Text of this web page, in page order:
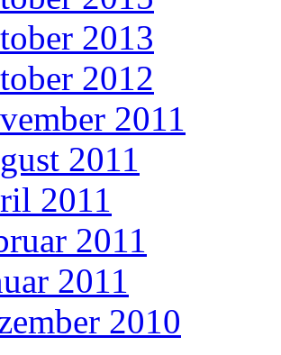
2013
2012
2011
2011
2011
2011
2011
2010